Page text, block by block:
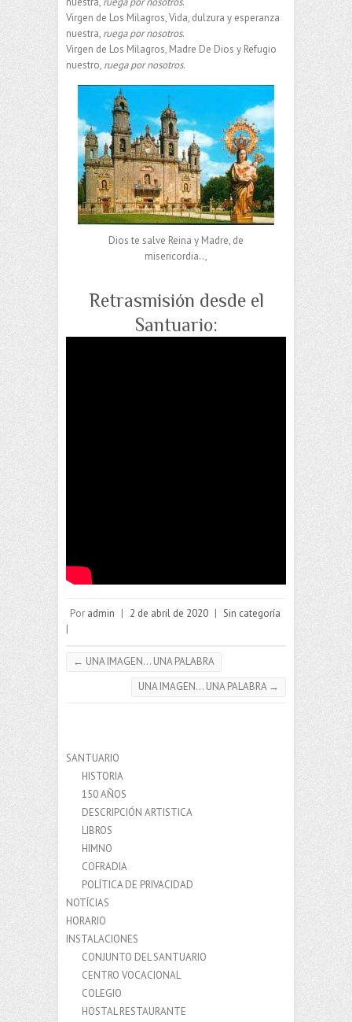
Virgen de Los Milagros, Vida, dulzura y esperanza
nuestra, ruega por nosotros.
Virgen de Los Milagros, Madre De Dios y Refugio
nuestro, ruega por nosotros.
Dios te salve Reina y Madre, de
misericordia..,
Retrasmisión desde el
Santuario:
Por admin | 2 de abril de 2020 | Sin categoría
|
← UNA IMAGEN… UNA PALABRA
UNA IMAGEN… UNA PALABRA →
SANTUARIO
HISTORIA
150 AÑOS
DESCRIPCIÓN ARTISTICA
LIBROS
HIMNO
COFRADIA
POLÍTICA DE PRIVACIDAD
NOTÍCIAS
HORARIO
INSTALACIONES
CONJUNTO DEL SANTUARIO
CENTRO VOCACIONAL
COLEGIO
HOSTAL RESTAURANTE